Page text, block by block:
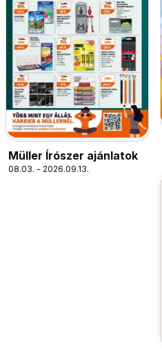
Müller Írószer ajánlatok
08.03. - 2026.09.13.